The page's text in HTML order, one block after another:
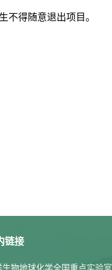
不得随意退出项目。
链接
生物地球化学全国重点实验室